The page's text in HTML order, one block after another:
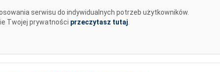
serwisu do indywidualnych potrzeb użytkowników.
Twojej prywatności przeczytasz tutaj